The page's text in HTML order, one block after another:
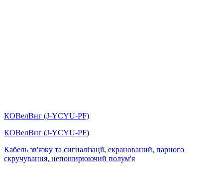
КОВелВнг (J-YCYU-PF)
КОВелВнг (J-YCYU-PF)
Кабель зв'язку та сигналізації, екранований, парного
скручування, непоширюючий полум'я